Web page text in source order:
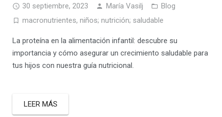
30 septiembre, 2023 María Vasilj
Blog
macronutrientes, niños; nutrición; saludable
La proteína en la alimentación infantil: descubre su
importancia y cómo asegurar un crecimiento saludable para
tus hijos con nuestra guía nutricional.
LEER MÁS